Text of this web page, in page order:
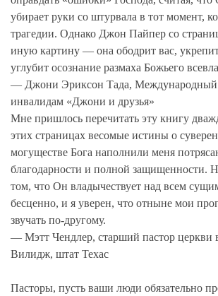
убирает руки со штурвала в тот момент,
трагедии. Однако Джон Пайпер со
иную картину — она ободрит вас,
углубит осознание размаха Божьего
— Джони Эриксон Тада, Международный
инвалидам «Джони и друзья»
Мне пришлось перечитать эту книгу
этих страницах весомые истины о
могуществе Бога наполнили меня
благодарности и полной защищенности.
том, что Он владычествует над всем
бесценно, и я уверен, что отныне мои
звучать по-другому.
— Мэтт Чендлер, старший пастор церкви
Вилидж, штат Техас
Пасторы, пусть ваши люди обязательно